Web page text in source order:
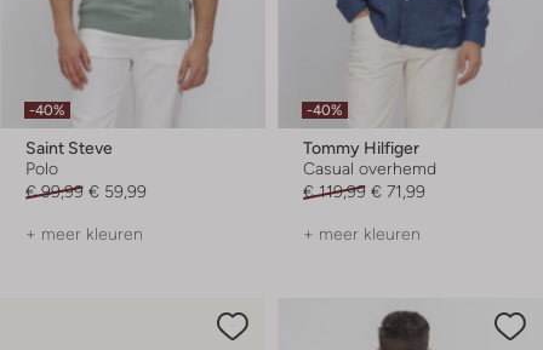
-40%
Saint Steve
Polo
€ 99,99 € 59,99
+ meer kleuren
-40%
Tommy Hilfiger
Casual overhemd
€ 119,99 € 71,99
+ meer kleuren